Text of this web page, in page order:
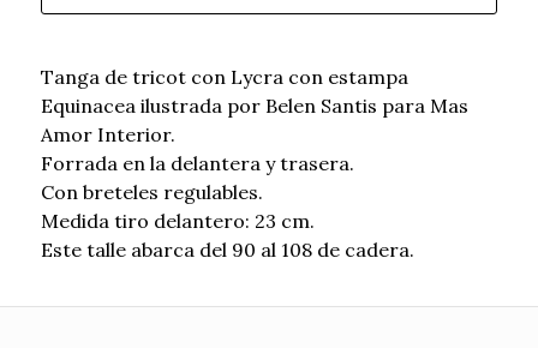
Tanga de tricot con Lycra con estampa
Equinacea ilustrada por Belen Santis para Mas
Amor Interior.
Forrada en la delantera y trasera.
Con breteles regulables.
Medida tiro delantero: 23 cm.
Este talle abarca del 90 al 108 de cadera.